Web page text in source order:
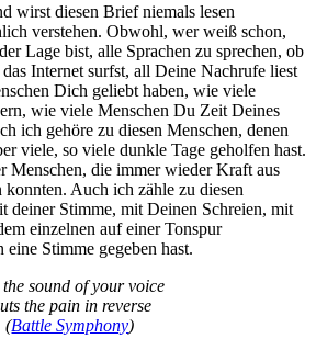
wirst diesen Brief niemals lesen
verstehen. Obwohl, wer weiß schon,
Lage bist, alle Sprachen zu sprechen, ob
Internet surfst, all Deine Nachrufe liest
Dich geliebt haben, wie viele
wie viele Menschen Du Zeit Deines
ich gehöre zu diesen Menschen, denen
viele, so viele dunkle Tage geholfen hast.
Menschen, die immer wieder Kraft aus
Auch ich zähle zu diesen
deiner Stimme, mit Deinen Schreien, mit
einzelnen auf einer Tonspur
Stimme gegeben hast.
the sound of your voice
the pain in reverse
(Battle Symphony)